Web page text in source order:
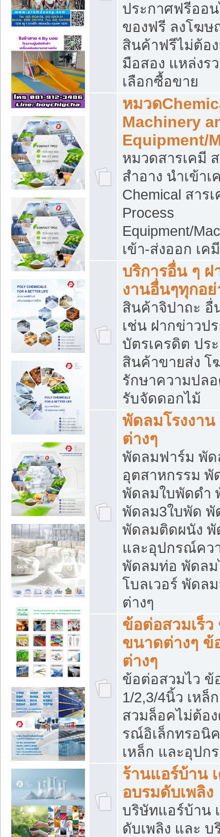
ประกาศฟรีออ
ของฟรี ลงโฆ
สินค้าฟรีไม่ต้อ
มือสอง แหล่งร
เลือกซื้อขาย
หมวด
Machinery
Equipment/
หมวดสารเคมี
สำอาง นำเข้
Chemical สาร
Process
Equipment/
เข้า-ส่งออก เ
บริการอื่น ๆ
งานอื่นๆทุกอ
สินค้าจิปาถะ อื่
เช่น ฝากข่าวป
บัตรเครดิต ปร
สินค้าขายส่ง
รักษาความปล
รับจัดดอกไม้
พัดลมโรงงา
ต่างๆ
พัดลมฟาร์ม พัด
อุตสาหกรรม
พัดลมใบพัดดำ
พัดลม3ใบพัด พั
พัดลมติดผนัง
และอุปกรณ์คว
พัดลมท่อ พัดลม
โบลเวอร์ พัดล
ต่างๆ
ข้อต่อสวมเร็
ขนาดต่างๆ ข้
ต่างๆ
ข้อต่อสวมไว ข้
1/2,3/4นิ้ว เหล็
สวมล็อคไม่ต้อ
รณ์อิเล็กทรอนิ
เหล็ก และอุปก
ร้านแอร์บ้าน
อบรมดับเพลิง
บริษัทแอร์บ้าน
ดับเพลิง และ